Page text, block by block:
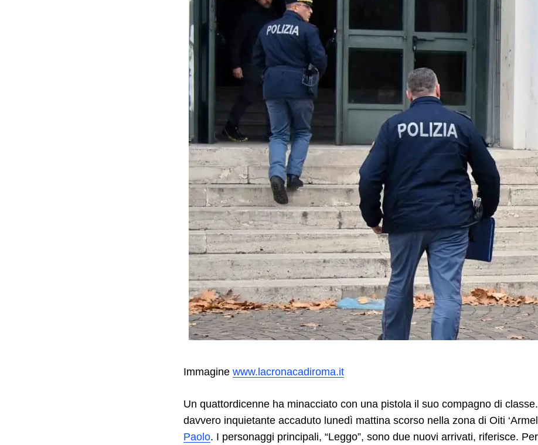
Immagine www.lacronacadiroma.it
Un quattordicenne ha minacciato con una pistola il suo compagno di
davvero inquietante accaduto lunedì mattina scorso nella zona di Oiti
Paolo. I personaggi principali, “Leggo”, sono due nuovi arrivati, riferisce.